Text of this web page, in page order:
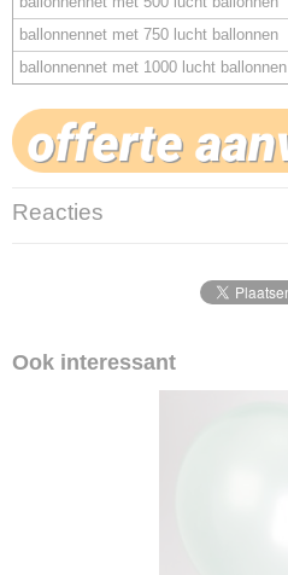
ballonnennet met 750 lucht ballonnen
ballonnennet met 1000 lucht ballonnen
Reacties
Ook interessant